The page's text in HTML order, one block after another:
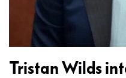
Tristan Wilds